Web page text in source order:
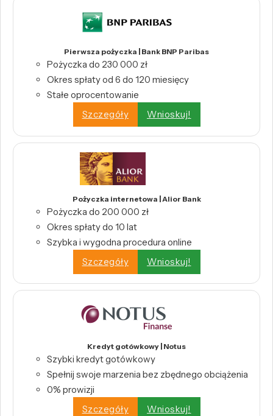
Pierwsza pożyczka | Bank BNP Paribas
Pożyczka do 230 000 zł
Okres spłaty od 6 do 120 miesięcy
Stałe oprocentowanie
Szczegóły
Wnioskuj!
Pożyczka internetowa | Alior Bank
Pożyczka do 200 000 zł
Okres spłaty do 10 lat
Szybka i wygodna procedura online
Szczegóły
Wnioskuj!
Kredyt gotówkowy | Notus
Szybki kredyt gotówkowy
Spełnij swoje marzenia bez zbędnego obciążenia
0% prowizji
Szczegóły
Wnioskuj!